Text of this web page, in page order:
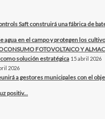
Saft construirá una fábrica de
en el campo y protegen los
FOTOVOLTAICO Y
solución estratégica 15 abril 2026
2026
a gestores municipales con el
positiv...